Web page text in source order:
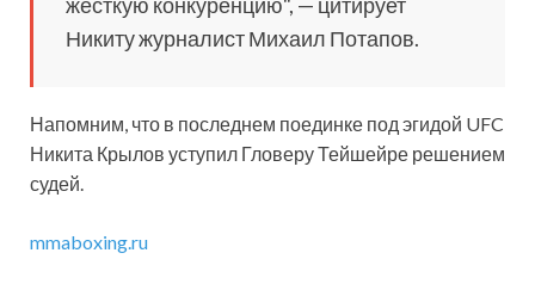
Никиту журналист Михаил Потапов.
Напомним, что в последнем поединке под эгидой UFC
Никита Крылов уступил Гловеру Тейшейре решением
судей.
mmaboxing.ru